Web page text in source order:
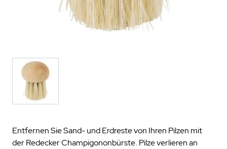
Entfernen Sie Sand- und Erdreste von Ihren Pilzen mit
der Redecker Champigononbürste. Pilze verlieren an